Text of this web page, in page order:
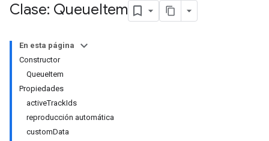
Clase: QueueItem
En esta página
Constructor
QueueItem
Propiedades
activeTrackIds
reproducción automática
customData